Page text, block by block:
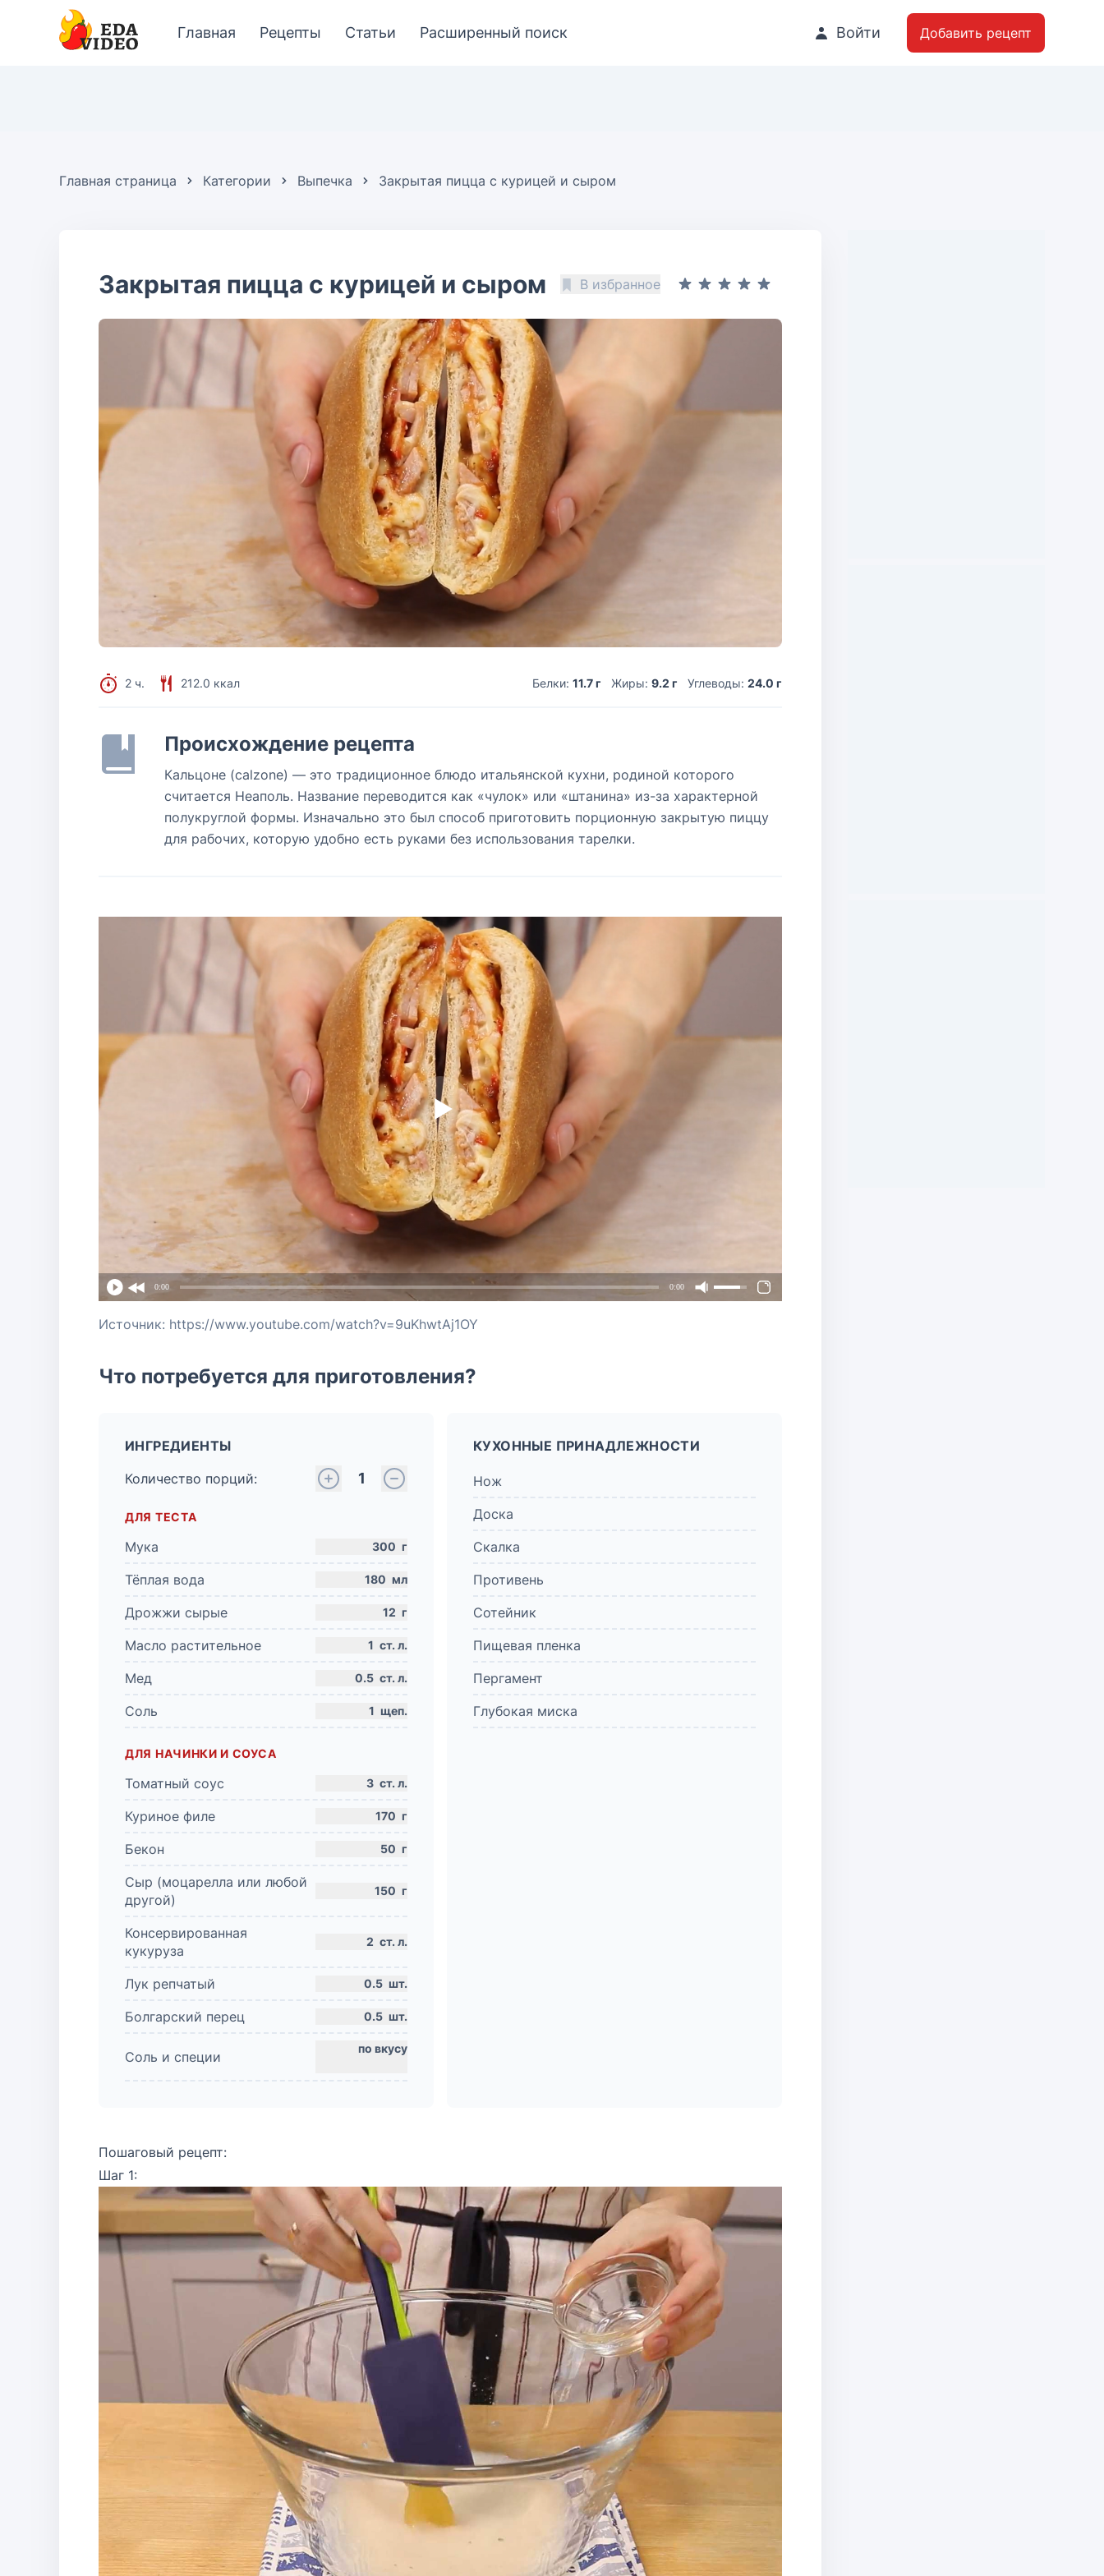
Главная Рецепты Статьи Расширенный поиск Войти Добавить рецепт
Главная страница Категории Выпечка Закрытая пицца с курицей и сыром
Закрытая пицца с курицей и сыром В избранное
2 ч. 212.0 ккал Белки: 11.7 г Жиры: 9.2 г Углеводы: 24.0 г
Происхождение рецепта
Кальцоне (calzone) — это традиционное блюдо итальянской кухни, родиной которого
считается Неаполь. Название переводится как «чулок» или «штанина» из-за характерной
полукруглой формы. Изначально это был способ приготовить порционную закрытую пиццу
для рабочих, которую удобно есть руками без использования тарелки.
0:00 0:00
Источник: https://www.youtube.com/watch?v=9uKhwtAj1OY
Что потребуется для приготовления?
ИНГРЕДИЕНТЫ
Количество порций:
1
ДЛЯ ТЕСТА
Мука 300 г
Тёплая вода 180 мл
Дрожжи сырые 12 г
Масло растительное 1 ст. л.
Мед 0.5 ст. л.
Соль 1 щеп.
ДЛЯ НАЧИНКИ И СОУСА
Томатный соус 3 ст. л.
Куриное филе 170 г
Бекон 50 г
Сыр (моцарелла или любой
другой)
150 г
Консервированная
кукуруза
2 ст. л.
Лук репчатый 0.5 шт.
Болгарский перец 0.5 шт.
Соль и специи
КУХОННЫЕ ПРИНАДЛЕЖНОСТИ
Нож
Доска
Скалка
Противень
Сотейник
Пищевая пленка
Пергамент
Глубокая миска
Пошаговый рецепт:
Шаг 1: